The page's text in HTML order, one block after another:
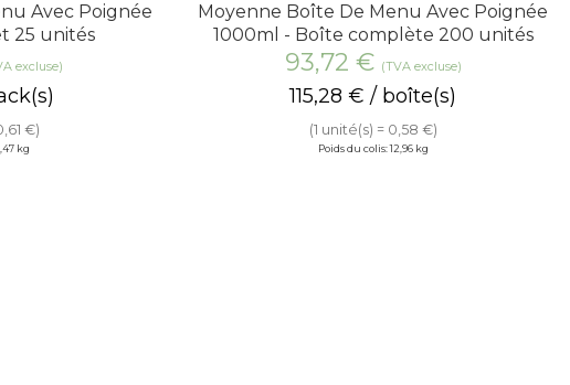
Avec Poignée
25 unités
excluse)
€)
kg
Moyenne Boîte De Menu Avec Poignée
1000ml - Boîte complète 200 unités
93,72 € (TVA excluse)
115,28 € / boîte(s)
(1 unité(s) = 0,58 €)
Poids du colis: 12,96 kg